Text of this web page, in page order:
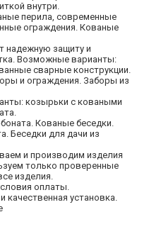
внутри.
перила, современные
ограждения. Кованые
надежную защиту и
Возможные варианты:
сварные конструкции.
и ограждения. Заборы из
козырьки с коваными
Кованые беседки.
Беседки для дачи из
и производим изделия
только проверенные
изделия.
оплаты.
установка.